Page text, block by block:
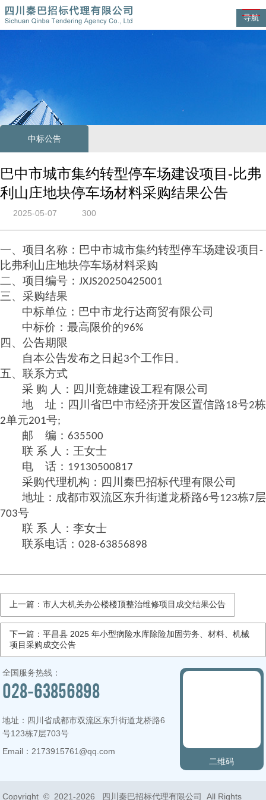
导航
中标公告
巴中市城市集约转型停车场建设项目-比弗
利山庄地块停车场材料采购结果公告
2025-05-07 300
一、项目名称：巴中市城市集约转型停车场建设项目 -
比弗利山庄地块停车场材料采购
二、项目编号： JXJS20250425001
三、采购结果
中标单位：巴中市龙行达商贸有限公司
中标价：最高限价的96%
四、 公告期限
自本公告发布之日起3个工作日。
五、联系方式
采 购 人：四川竞雄建设工程有限公司
地
址：四川省巴中市经济开发区置信路18号2栋
2单元201号;
邮 编： 635500
联 系 人：王女士
电
话： 19130500817
采购代理机构：四川秦巴招标代理有限公司
地址：成都市双流区东升街道龙桥路6号123栋7层
703号
联 系 人：李女士
联系电话： 028-63856898
上一篇：市人大机关办公楼楼顶整治维修项目成交结果公告
下一篇：平昌县 2025 年小型病险水库除险加固劳务、材料、机械
项目采购成交公告
二维码
全国服务热线：
028-63856898
地址：四川省成都市双流区东升街道龙桥路6
号123栋7层703号
Email：2173915761@qq.com
Copyright © 2021-2026 四川秦巴招标代理有限公司 All Rights